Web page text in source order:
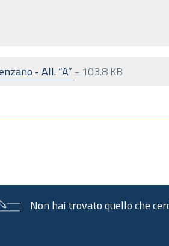
- All. “A” - 103.8 KB
Non hai trovato quello che